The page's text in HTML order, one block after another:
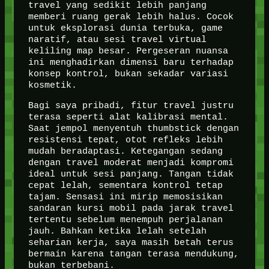
travel yang sedikit lebih panjang
memberi ruang gerak lebih halus. Cocok
untuk eksplorasi dunia terbuka, game
naratif, atau sesi travel virtual
keliling map besar. Pergeseran nuansa
ini menghadirkan dimensi baru terhadap
konsep kontrol, bukan sekadar variasi
kosmetik.
Bagi saya pribadi, fitur travel justru
terasa seperti alat kalibrasi mental.
Saat jempol menyentuh thumbstick dengan
resistensi tepat, otot refleks lebih
mudah beradaptasi. Ketegangan sedang
dengan travel moderat menjadi kompromi
ideal untuk sesi panjang. Tangan tidak
cepat lelah, sementara kontrol tetap
tajam. Sensasi ini mirip memosisikan
sandaran kursi mobil pada jarak travel
tertentu sebelum menempuh perjalanan
jauh. Bahkan ketika lelah setelah
seharian kerja, saya masih betah terus
bermain karena tangan terasa mendukung,
bukan terbebani.